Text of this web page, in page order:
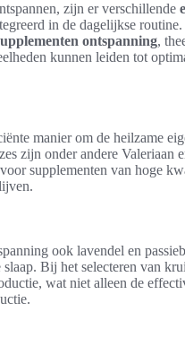
zijn er verschillende
in de dagelijkse
ontspanning,
kunnen leiden tot
manier om de heilzame
zijn onder andere Valeriaan
supplementen van hoge
ook lavendel en
Bij het selecteren van
wat niet alleen de